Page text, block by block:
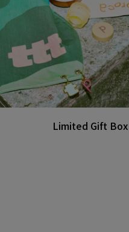
Limited Gift Box